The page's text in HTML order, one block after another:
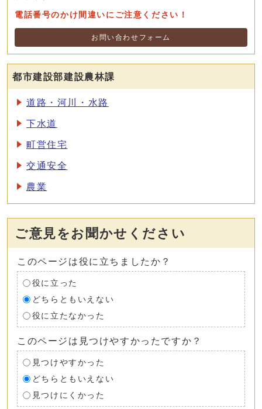
電話番号のかけ間違いにご注意ください！
お問い合わせフォーム
都市建設部建設農林課
道路・河川・水路
下水道
町営住宅
交通安全
農業
ご意見をお聞かせください
このページは役に立ちましたか？
役に立った
どちらともいえない
役に立たなかった
このページは見つけやすかったですか？
見つけやすかった
どちらともいえない
見つけにくかった